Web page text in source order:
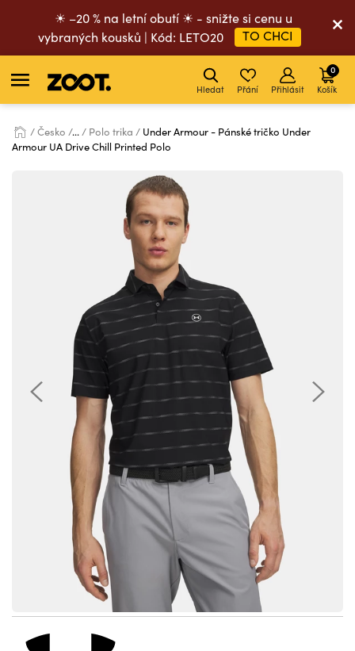
☀ –20 % na letní obutí ☀ - snižte si cenu u
vybraných kousků | Kód: LETO20
TO CHCI
Hledat Přání Přihlásit Košík
0
Česko ... Polo trika
Under Armour - Pánské tričko Under
Armour UA Drive Chill Printed Polo